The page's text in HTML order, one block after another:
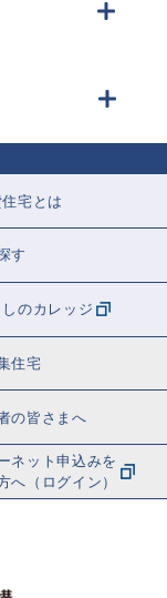
宅とは
す
のカレッジ
住宅
の皆さまへ
ネット申込みを
へ（ログイン）